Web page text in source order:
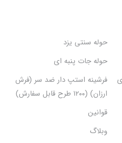
حوله سنتی یزد
حوله جات پنبه ای
فرشینه استپ دار ضد سر (فرش
ارزان) (۱۲۰۰ طرح قابل سفارش)
قوانین
وبلاگ